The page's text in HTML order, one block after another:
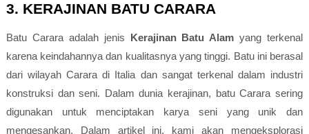
3. KERAJINAN BATU CARARA
Batu Carara adalah jenis Kerajinan Batu Alam yang terkenal
karena keindahannya dan kualitasnya yang tinggi. Batu ini berasal
dari wilayah Carara di Italia dan sangat terkenal dalam industri
konstruksi dan seni. Dalam dunia kerajinan, batu Carara sering
digunakan untuk menciptakan karya seni yang unik dan
mengesankan. Dalam artikel ini, kami akan mengeksplorasi